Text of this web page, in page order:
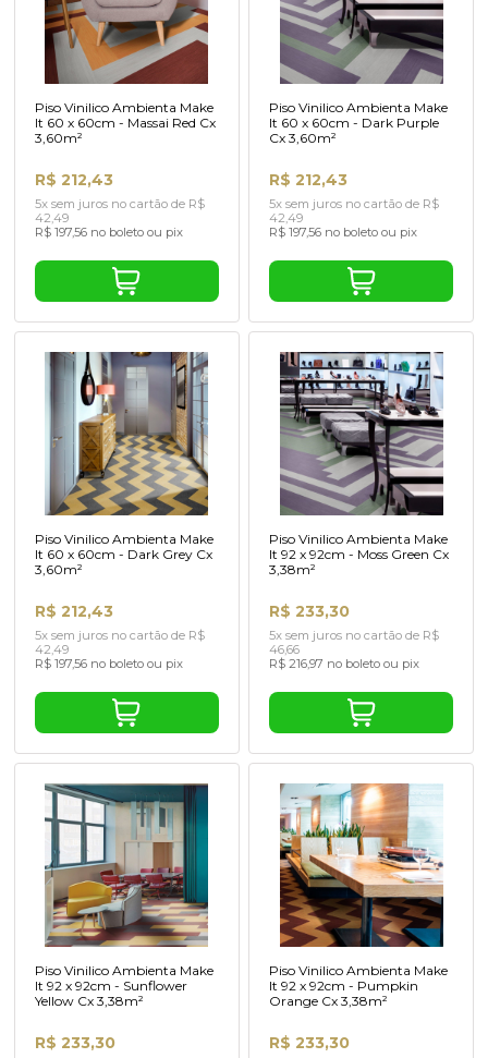
Piso Vinilico Ambienta Make
It 60 x 60cm - Massai Red Cx
3,60m²
R$ 212,43
5x sem juros no cartão de R$
42,49
R$ 197,56 no boleto ou pix
Piso Vinilico Ambienta Make
It 60 x 60cm - Dark Purple
Cx 3,60m²
R$ 212,43
5x sem juros no cartão de R$
42,49
R$ 197,56 no boleto ou pix
Piso Vinilico Ambienta Make
It 60 x 60cm - Dark Grey Cx
3,60m²
R$ 212,43
5x sem juros no cartão de R$
42,49
R$ 197,56 no boleto ou pix
Piso Vinilico Ambienta Make
It 92 x 92cm - Moss Green Cx
3,38m²
R$ 233,30
5x sem juros no cartão de R$
46,66
R$ 216,97 no boleto ou pix
Piso Vinilico Ambienta Make
It 92 x 92cm - Sunflower
Yellow Cx 3,38m²
R$ 233,30
Piso Vinilico Ambienta Make
It 92 x 92cm - Pumpkin
Orange Cx 3,38m²
R$ 233,30